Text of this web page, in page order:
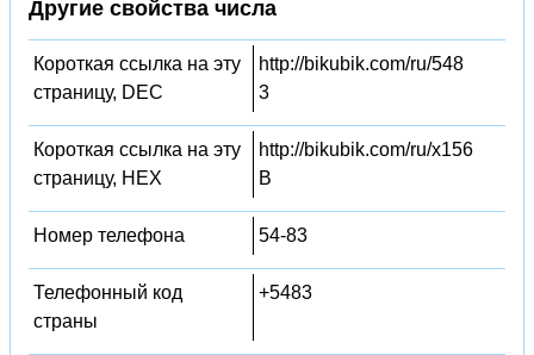
Другие свойства числа
Короткая ссылка на эту
страницу, DEC
http://bikubik.com/ru/548
3
Короткая ссылка на эту
страницу, HEX
http://bikubik.com/ru/x156
B
Номер телефона 54-83
Телефонный код
страны
+5483